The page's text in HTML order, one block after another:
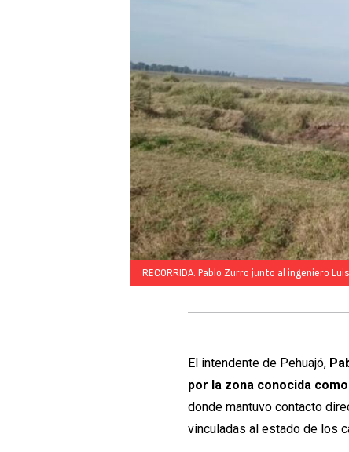
RECORRIDA. Pablo Zurro junto al ingeniero
El intendente de Pehuajó,
por la zona conocida
donde mantuvo contacto
vinculadas al estado de los